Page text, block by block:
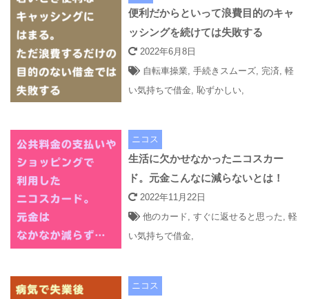
便利だからといって浪費目的のキャ
ッシングを続けては失敗する
2022年6月8日
自転車操業 ,手続きスムーズ 完済 ,軽
い気持ちで借金 ,恥ずかしい
ニコス
生活に欠かせなかったニコスカー
ド。元金こんなに減らないとは！
2022年11月22日
他のカード,すぐに返せると思った,軽
い気持ちで借金,
ニコス